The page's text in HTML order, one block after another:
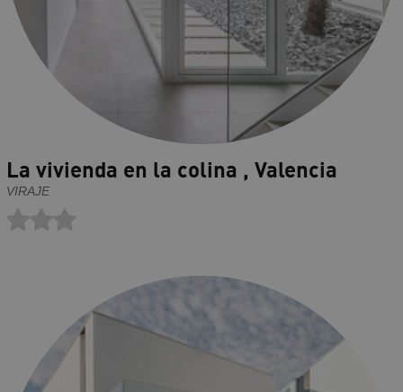
La vivienda en la colina , Valencia
VIRAJE